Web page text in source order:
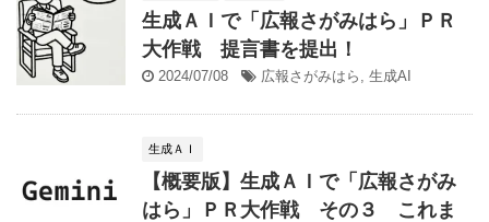
生成ＡＩで「広報さがみはら」ＰＲ
大作戦 提言書を提出！
2024/07/08 広報さがみはら , 生成AI
生成ＡＩ
【概要版】生成ＡＩで「広報さがみ
はら」ＰＲ大作戦 その３ これま